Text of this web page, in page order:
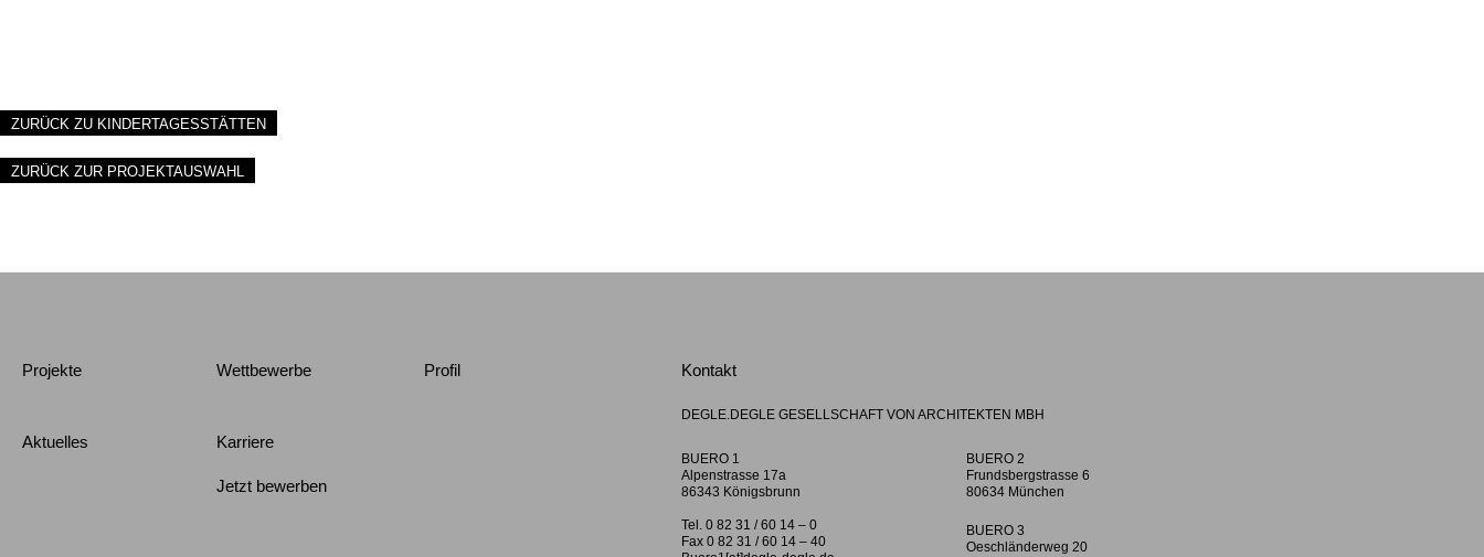
ZURÜCK ZU KINDERTAGESSTÄTTEN
ZURÜCK ZUR PROJEKTAUSWAHL
Projekte
Aktuelles
Wettbewerbe
Karriere
Jetzt bewerben
Profil Kontakt
DEGLE.DEGLE GESELLSCHAFT VON ARCHITEKTEN MBH
BUERO 1
Alpenstrasse 17a
86343 Königsbrunn
Tel. 0 82 31 / 60 14 – 0
Fax 0 82 31 / 60 14 – 40
BUERO 2
Frundsbergstrasse 6
80634 München
BUERO 3
Oeschländerweg 20